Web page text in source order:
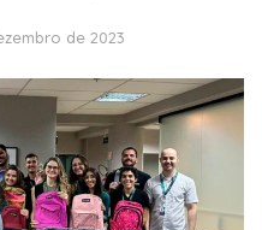
de 2023